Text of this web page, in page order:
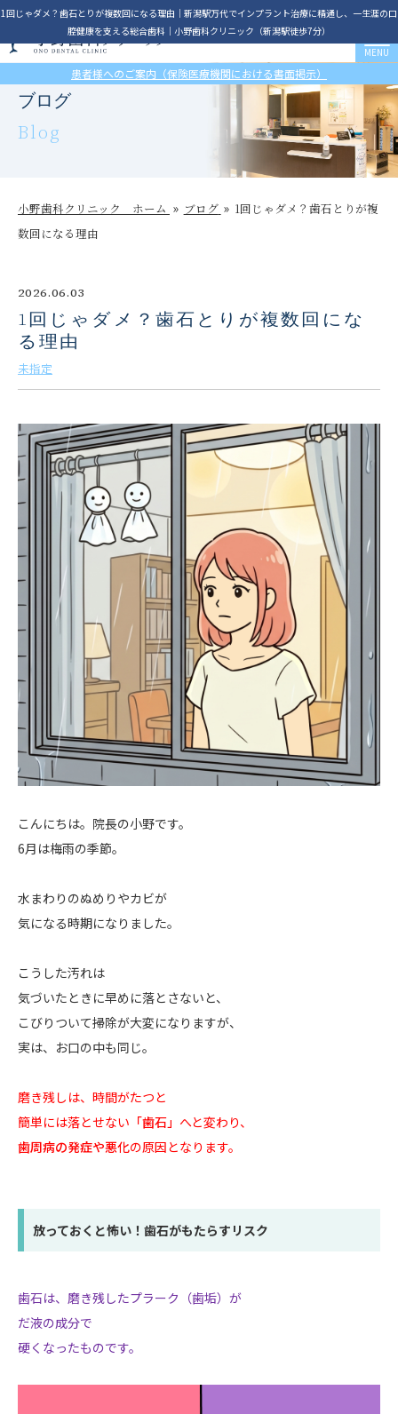
1回じゃダメ？歯石とりが複数回になる理由│新潟駅万代でインプラント治療に精通し、一生涯の口
腔健康を支える総合歯科｜小野歯科クリニック（新潟駅徒歩7分）
患者様へのご案内（保険医療機関における書面掲示）
ブログ
Blog
小野歯科クリニック ホーム ブログ
1回じゃダメ？歯石とりが複
数回になる理由
2026.06.03
1回じゃダメ？歯石とりが複数回にな
る理由
未指定
こんにちは。院長の小野です。
6月は梅雨の季節。
水まわりのぬめりやカビが
気になる時期になりました。
こうした汚れは
気づいたときに早めに落とさないと、
こびりついて掃除が大変になりますが、
実は、お口の中も同じ。
磨き残しは、時間がたつと
簡単には落とせない 「歯石」 へと変わり、
歯周病の発症や悪化の原因となります。
放っておくと怖い！歯石がもたらすリスク
歯石は、磨き残したプラーク（歯垢）が
だ液の成分で
硬くなったものです。